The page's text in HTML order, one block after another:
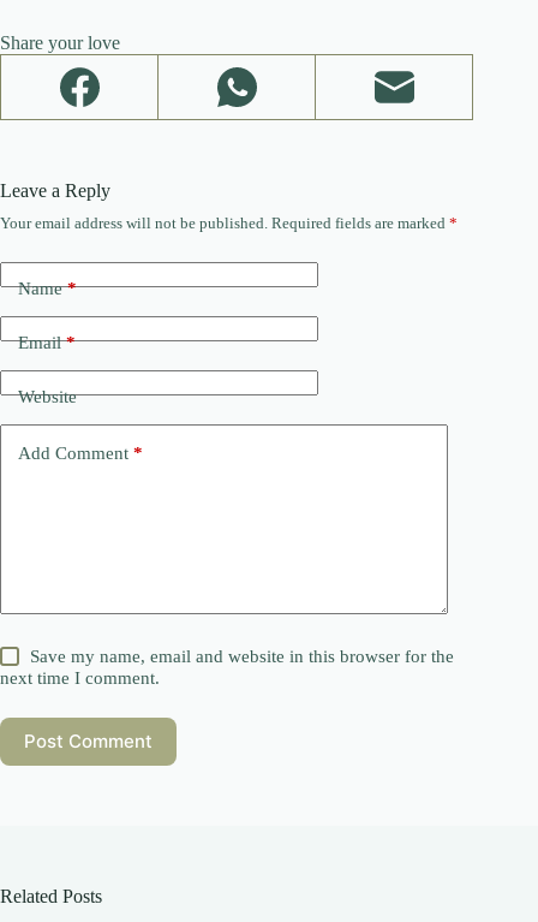
Share your love
Leave a Reply
Your email address will not be published. Required fields are marked *
Name*
Email*
Website
Add Comment *
Save my name, email and website in this browser for the
next time I comment.
Post Comment
Related Posts